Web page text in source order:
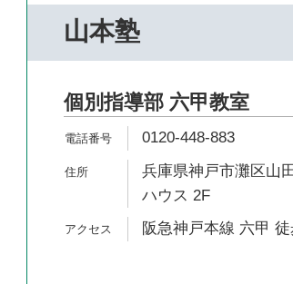
山本塾
個別指導部 六甲教室
0120-448-883
兵庫県神戸市灘区山
ハウス 2F
阪急神戸本線 六甲